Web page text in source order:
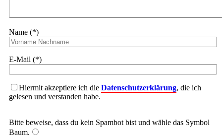
Name (*)
E-Mail (*)
Hiermit akzeptiere ich die Datenschutzerklärung, die ich
gelesen und verstanden habe.
Bitte beweise, dass du kein Spambot bist und wähle das Symbol
Baum.